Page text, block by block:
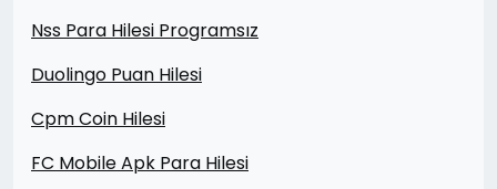
Nss Para Hilesi Programsız
Duolingo Puan Hilesi
Cpm Coin Hilesi
FC Mobile Apk Para Hilesi